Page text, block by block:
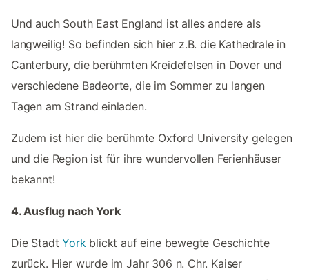
Und auch South East England ist alles andere als
langweilig! So befinden sich hier z.B. die Kathedrale in
Canterbury, die berühmten Kreidefelsen in Dover und
verschiedene Badeorte, die im Sommer zu langen
Tagen am Strand einladen.
Zudem ist hier die berühmte Oxford University gelegen
und die Region ist für ihre wundervollen Ferienhäuser
bekannt!
4. Ausflug nach York
Die StadtYorkblickt auf eine bewegte Geschichte
zurück. Hier wurde im Jahr 306 n. Chr. Kaiser